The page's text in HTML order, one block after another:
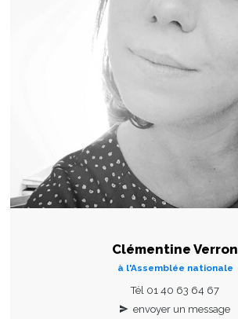
Clémentine Verron
à l'Assemblée nationale
Tél 01 40 63 64 67
envoyer un message